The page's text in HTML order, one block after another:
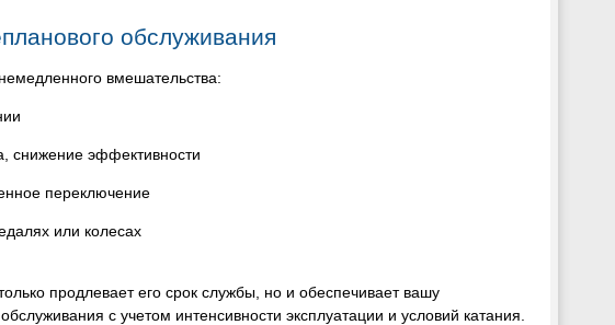
обслуживания
вмешательства:
снижение эффективности
переключение
или колесах
продлевает его срок службы, но и обеспечивает вашу
с учетом интенсивности эксплуатации и условий катания.